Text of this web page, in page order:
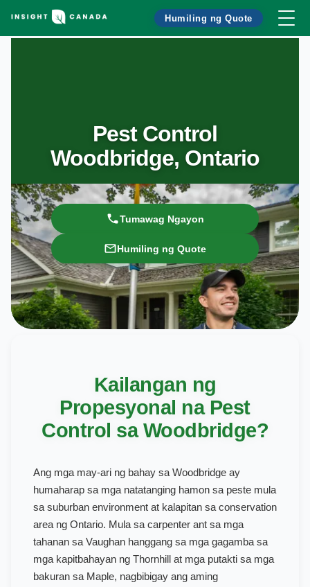
Humiling ng Quote
Pest Control
Woodbridge, Ontario
Tumawag Ngayon
Humiling ng Quote
Kailangan ng
Propesyonal na Pest
Control sa Woodbridge?
Ang mga may-ari ng bahay sa Woodbridge ay
humaharap sa mga natatanging hamon sa peste mula
sa suburban environment at kalapitan sa conservation
area ng Ontario. Mula sa carpenter ant sa mga
tahanan sa Vaughan hanggang sa mga gagamba sa
mga kapitbahayan ng Thornhill at mga putakti sa mga
bakuran sa Maple, nagbibigay ang aming